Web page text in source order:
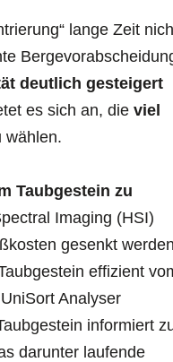
lange Zeit
deutlich gesteigert
es sich an, die viel
wählen.
Taubgestein zu
Imaging (HSI)
gesenkt
effizient
Analyser
informiert
darunter laufende